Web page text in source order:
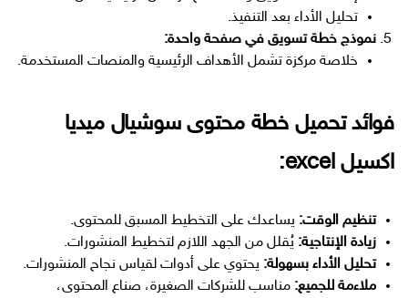
تحليل الأداء بعد التنفيذ.
نموذج خطة تسويق في صفحة واحدة:
خلاصة مركزة تشمل الأهداف الرئيسية والمنصات المستخدمة.
فوائد تحميل خطة محتوى سوشيال ميديا
اكسيل excel:
تنظيم الوقت: يساعدك على التخطيط المسبق للمحتوى.
زيادة الإنتاجية: يُقلل من الجهد اللازم لتخطيط المنشورات.
تحليل الأداء بسهولة: يحتوي على أدوات لقياس نجاح المنشورات.
ملاءمة للجميع: مناسب للشركات الصغيرة، صناع المحتوى،